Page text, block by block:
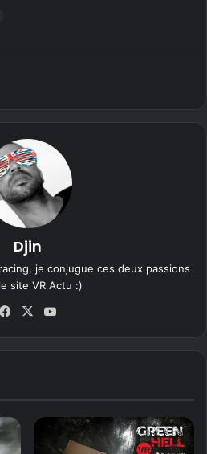
Djin
je conjugue ces deux passions
site VR Actu :)
Fa
X